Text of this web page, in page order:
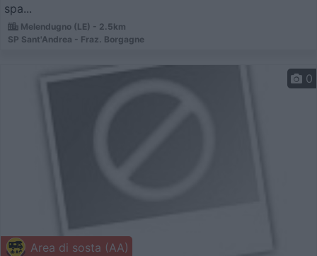
spa...
Melendugno (LE) - 2.5km
SP Sant'Andrea - Fraz. Borgagne
Area di sosta (AA)
0